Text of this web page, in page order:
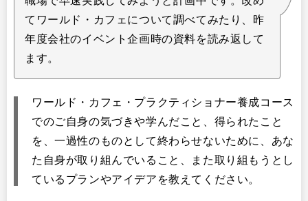
てワールド・カフェについて調べてみたり、昨
年度会社のイベント企画時の資料を読み返して
ます。
ワールド・カフェ・プラクティショナー養成コース
でのご自身の気づきや学んだこと、得られたこと
を、一過性のものとして終わらせないために、あな
た自身が取り組んでいること、また取り組もうとし
ているプランやアイデアを教えてください。